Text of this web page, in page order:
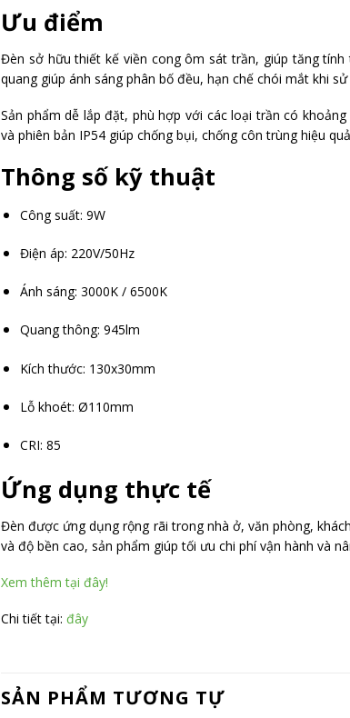
Ưu điểm
Đèn sở hữu thiết kế viền cong ôm sát trần, giúp tăng
quang giúp ánh sáng phân bố đều, hạn chế chói mắt khi
Sản phẩm dễ lắp đặt, phù hợp với các loại trần có
và phiên bản IP54 giúp chống bụi, chống côn trùng hiệu
Thông số kỹ thuật
Công suất: 9W
Điện áp: 220V/50Hz
Ánh sáng: 3000K / 6500K
Quang thông: 945lm
Kích thước: 130x30mm
Lỗ khoét: Ø110mm
CRI: 85
Ứng dụng thực tế
Đèn được ứng dụng rộng rãi trong nhà ở, văn phòng,
và độ bền cao, sản phẩm giúp tối ưu chi phí vận hành và
Xem thêm tại đây!
Chi tiết tại: đây
SẢN PHẨM TƯƠNG TỰ